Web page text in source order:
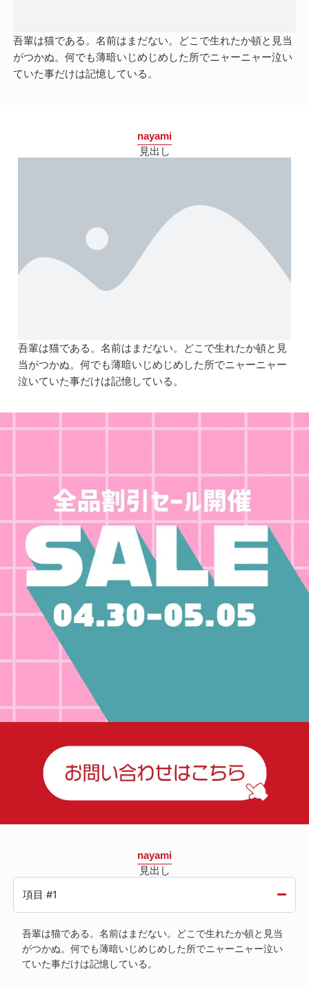
吾輩は猫である。名前はまだない。どこで生れたか頓と見当
がつかぬ。何でも薄暗いじめじめした所でニャーニャー泣い
ていた事だけは記憶している。
nayami
見出し
吾輩は猫である。名前はまだない。どこで生れたか頓と見
当がつかぬ。何でも薄暗いじめじめした所でニャーニャー
泣いていた事だけは記憶している。
nayami
見出し
項目 #1
吾輩は猫である。名前はまだない。どこで生れたか頓と見当
がつかぬ。何でも薄暗いじめじめした所でニャーニャー泣い
ていた事だけは記憶している。